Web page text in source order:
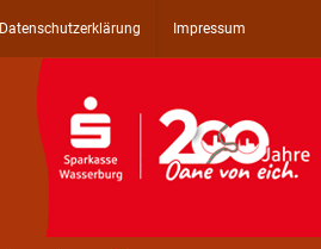
Datenschutzerklärung Impressum